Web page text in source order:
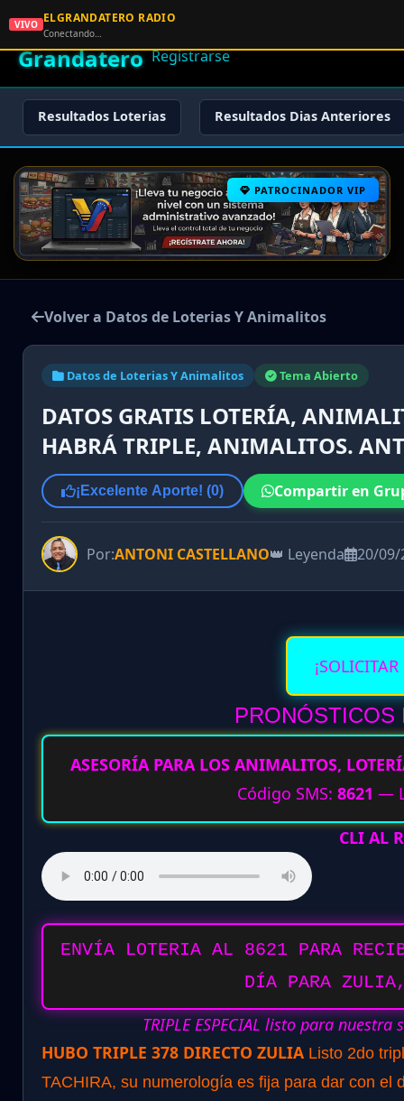
🌟 El
Grandatero Registrarse
Resultados Loterias Resultados Dias Anteriores
PATROCINADOR VIP
Volver a Datos de Loterias Y Animalitos
Datos de Loterias Y Animalitos Tema Abierto
DATOS GRATIS LOTERÍA,
HABRÁ TRIPLE, ANIMALITOS.
¡Excelente Aporte! (0) Compartir en
Por:ANTONI CASTELLANO👑 Leyenda 20/09/
PRONÓSTICOS
ASESORÍA PARA LOS ANIMALITOS,
Código SMS: 8621 —
CLI AL
ENVÍA LOTERIA AL 8621 PARA
DÍA PARA
TRIPLE ESPECIAL listo para
HUBO TRIPLE 378 DIRECTO ZULIA Listo 2do
TACHIRA, su numerología es fija para dar con el
VIVO ELGRANDATERO RADIO
Conectando…